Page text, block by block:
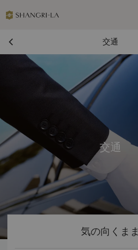
交通
交通
気の向くまま